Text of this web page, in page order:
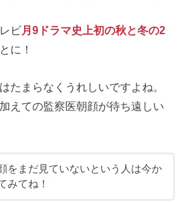
ビ月9ドラマ史上初の秋と冬の2
に！
たまらなくうれしいですよね。
えての監察医朝顔が待ち遠しい
をまだ見ていないという人は今か
みてね！